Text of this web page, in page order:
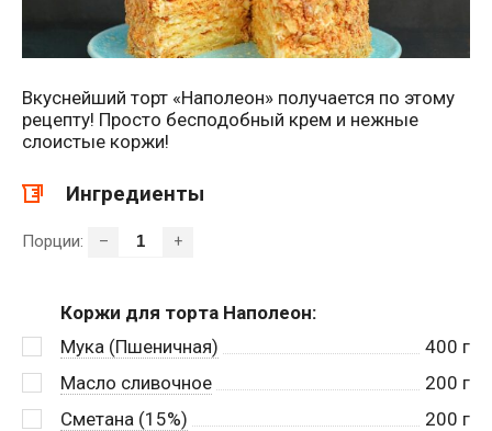
Вкуснейший торт «Наполеон» получается по этому
рецепту! Просто бесподобный крем и нежные
слоистые коржи!
Ингредиенты
Порции: – +
Коржи для торта Наполеон:
Мука (Пшеничная)
400 г
Масло сливочное
200 г
Сметана (15%)
200 г